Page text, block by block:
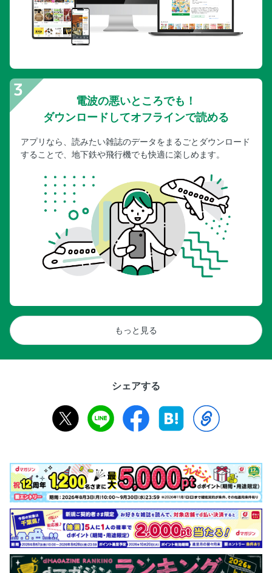
電波の悪いところでも！
ダウンロードしてオフラインで読める
アプリなら、読みたい雑誌のデータをまるごとダウンロード
することで、地下鉄や飛行機でも快適に楽しめます。
もっと見る
シェアする